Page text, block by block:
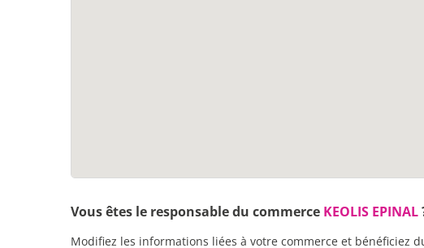
Vous êtes le responsable du commerce KEOLIS EPINAL
Modifiez les informations liées à votre commerce et bénéficiez